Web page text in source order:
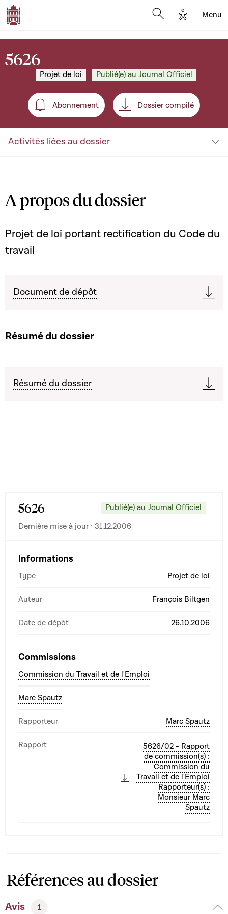
Options
Menu
5626
Projet de loi Publié(e) au Journal Officiel
Abonnement
Abonnement Dossier compilé
Activités liées au dossier
A propos du dossier
Projet de loi portant rectification du Code du
travail
Document de dépôt
Résumé du dossier
Résumé du dossier
5626
Publié(e) au Journal Officiel
Dernière mise à jour · 31.12.2006
Informations
Type Projet de loi
Auteur François Biltgen
Date de dépôt 26.10.2006
Commissions
Commission du Travail et de l'Emploi
Marc Spautz
Rapporteur Marc Spautz
Rapport
5626/02 - Rapport
de commission(s) :
Commission du
Travail et de l'Emploi
Rapporteur(s) :
Monsieur Marc
Spautz
Références au dossier
Avis 1